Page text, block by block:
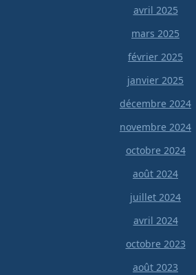
avril 2025
mars 2025
février 2025
janvier 2025
décembre 2024
novembre 2024
octobre 2024
août 2024
juillet 2024
avril 2024
octobre 2023
août 2023